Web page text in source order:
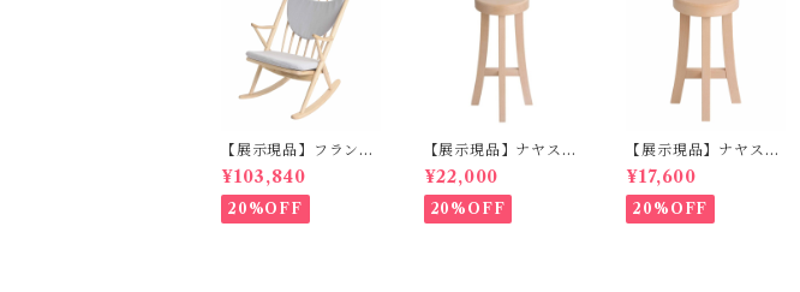
【展示現品】フランク
スロッキング GREE
NHOLT
¥103,840
20%OFF
【展示現品】ナヤスツ
ール M GREENHO
LT
¥22,000
20%OFF
【展示現品】ナヤスツ
ール S GREENHOL
T
¥17,600
20%OFF